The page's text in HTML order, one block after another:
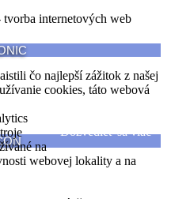
internetových web
čo najlepší zážitok z našej
cookies, táto webová
Dozvedieť sa viac
na
webovej lokality a na